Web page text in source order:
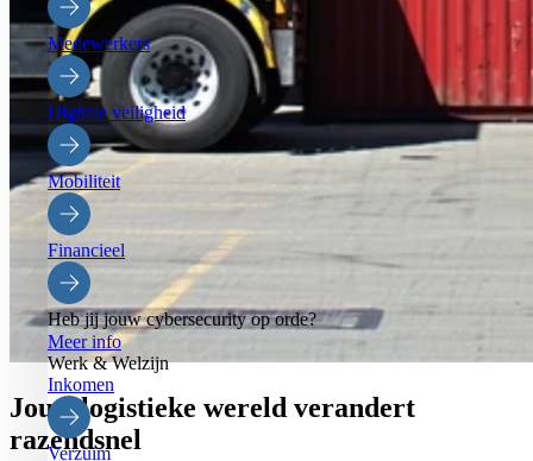
Medewerkers
Digitale veiligheid
Mobiliteit
Financieel
Heb jij jouw cybersecurity op orde?
Meer info
Werk & Welzijn
Inkomen
Verzuim
Jouwlogistieke wereld verandert
razendsnel